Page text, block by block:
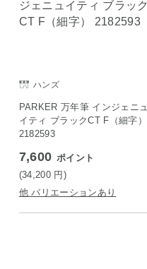
ハンズ
PARKER 万年筆 インジェニュ
イティ ブラックCT F（細字）
2182593
7,600 ポイント
(34,200 円)
他 バリエーションあり